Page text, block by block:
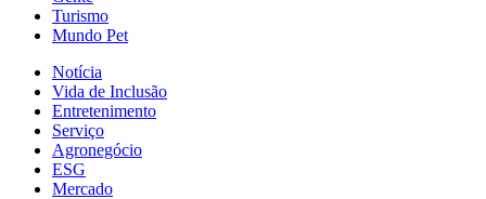
Turismo
Mundo Pet
Notícia
Vida de Inclusão
Entretenimento
Serviço
Agronegócio
ESG
Mercado